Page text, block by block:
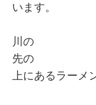
います。
川の
先の
上にあるラーメ